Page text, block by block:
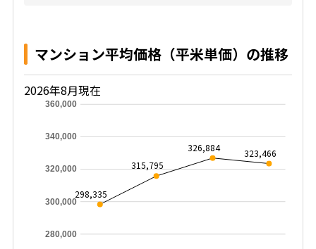
マンション平均価格（平米単価）の推移
2026年8月現在
280,000
300,000
320,000
340,000
360,000
298,335
315,795
326,884 323,466